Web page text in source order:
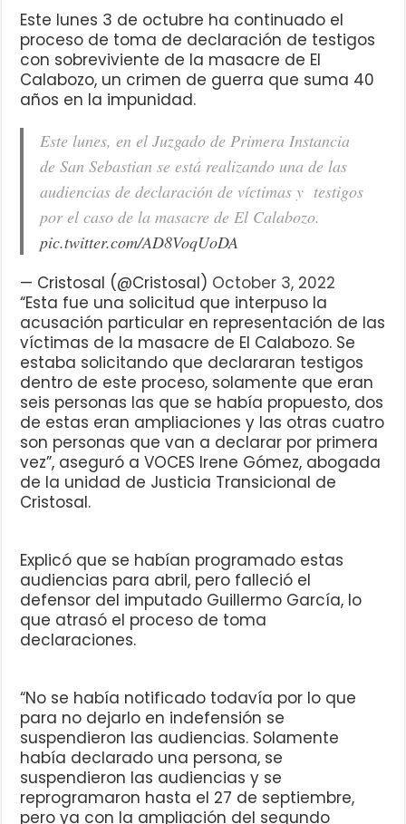
Este lunes 3 de octubre ha continuado el
proceso de toma de declaración de testigos
con sobreviviente de la masacre de El
Calabozo, un crimen de guerra que suma 40
años en la impunidad.
Este lunes, en el Juzgado de Primera Instancia
de San Sebastian se está realizando una de las
audiencias de declaración de víctimas y testigos
por el caso de la masacre de El Calabozo.
pic.twitter.com/AD8VoqUoDA
— Cristosal (@Cristosal) October 3, 2022
“Esta fue una solicitud que interpuso la
acusación particular en representación de las
víctimas de la masacre de El Calabozo. Se
estaba solicitando que declararan testigos
dentro de este proceso, solamente que eran
seis personas las que se había propuesto, dos
de estas eran ampliaciones y las otras cuatro
son personas que van a declarar por primera
vez”, aseguró a VOCES Irene Gómez, abogada
de la unidad de Justicia Transicional de
Cristosal.
Explicó que se habían programado estas
audiencias para abril, pero falleció el
defensor del imputado Guillermo García, lo
que atrasó el proceso de toma
declaraciones.
“No se había notificado todavía por lo que
para no dejarlo en indefensión se
suspendieron las audiencias. Solamente
había declarado una persona, se
suspendieron las audiencias y se
reprogramaron hasta el 27 de septiembre,
pero ya con la ampliación del segundo